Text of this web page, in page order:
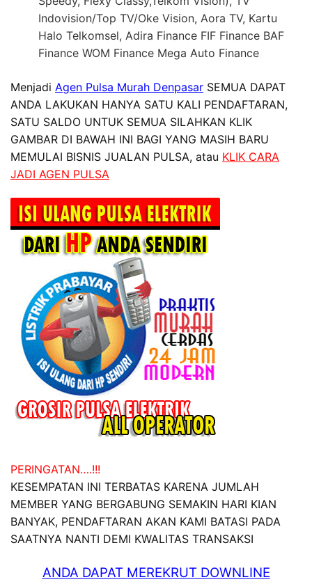
Indovision/Top TV/Oke Vision, Aora TV, Kartu
Halo Telkomsel, Adira Finance FIF Finance BAF
Finance WOM Finance Mega Auto Finance
Menjadi Agen Pulsa Murah Denpasar SEMUA DAPAT
ANDA LAKUKAN HANYA SATU KALI PENDAFTARAN,
SATU SALDO UNTUK SEMUA SILAHKAN KLIK
GAMBAR DI BAWAH INI BAGI YANG MASIH BARU
MEMULAI BISNIS JUALAN PULSA, atau KLIK CARA
JADI AGEN PULSA
PERINGATAN….!!!
KESEMPATAN INI TERBATAS KARENA JUMLAH
MEMBER YANG BERGABUNG SEMAKIN HARI KIAN
BANYAK, PENDAFTARAN AKAN KAMI BATASI PADA
SAATNYA NANTI DEMI KWALITAS TRANSAKSI
ANDA DAPAT MEREKRUT DOWNLINE